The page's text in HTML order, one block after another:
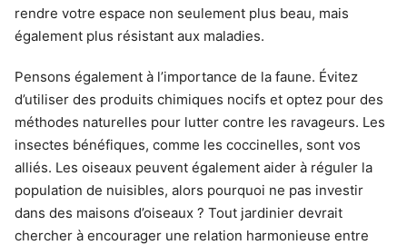
rendre votre espace non seulement plus beau, mais
également plus résistant aux maladies.
Pensons également à l’importance de la faune. Évitez
d’utiliser des produits chimiques nocifs et optez pour des
méthodes naturelles pour lutter contre les ravageurs. Les
insectes bénéfiques, comme les coccinelles, sont vos
alliés. Les oiseaux peuvent également aider à réguler la
population de nuisibles, alors pourquoi ne pas investir
dans des maisons d’oiseaux ? Tout jardinier devrait
chercher à encourager une relation harmonieuse entre